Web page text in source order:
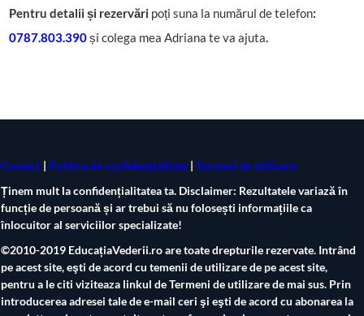
Pentru detalii și rezervări poți suna la numărul de telefon:
0787 .803.39 0și colega mea Adriana te va ajuta.
Contact Politica de confidențialitate Termeni de utiliza r e
Ținem mult la confidențialitatea ta. Disclaimer: Rezultatele variază în
funcție de persoană și ar trebui să nu folosești informațiile ca
înlocuitor al serviciilor specializate!
©2010-2019 EducațiaVederii.ro are toate drepturile rezervate. Intrând
pe acest site, eşti de acord cu temenii de utilizare de pe acest site,
pentru a le citi viziteaza linkul de Termeni de utilizare de mai sus. Prin
introducerea adresei tale de e-mail ceri şi eşti de acord cu abonarea la